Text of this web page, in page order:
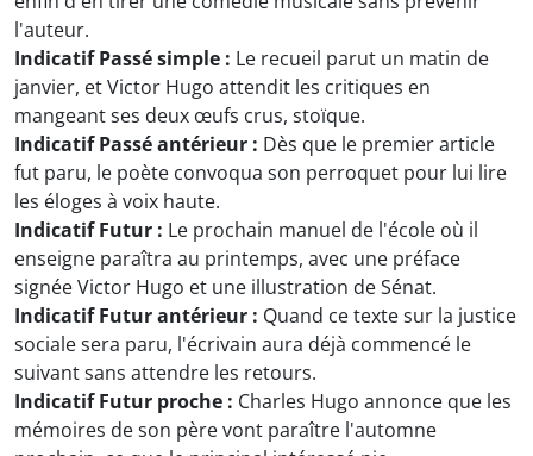
l'auteur.
Indicatif Passé simple : Le recueil parut un matin de
janvier, et Victor Hugo attendit les critiques en
mangeant ses deux œufs crus, stoïque.
Indicatif Passé antérieur : Dès que le premier article
fut paru, le poète convoqua son perroquet pour lui lire
les éloges à voix haute.
Indicatif Futur : Le prochain manuel de l'école où il
enseigne paraîtra au printemps, avec une préface
signée Victor Hugo et une illustration de Sénat.
Indicatif Futur antérieur : Quand ce texte sur la justice
sociale sera paru, l'écrivain aura déjà commencé le
suivant sans attendre les retours.
Indicatif Futur proche : Charles Hugo annonce que les
mémoires de son père vont paraître l'automne